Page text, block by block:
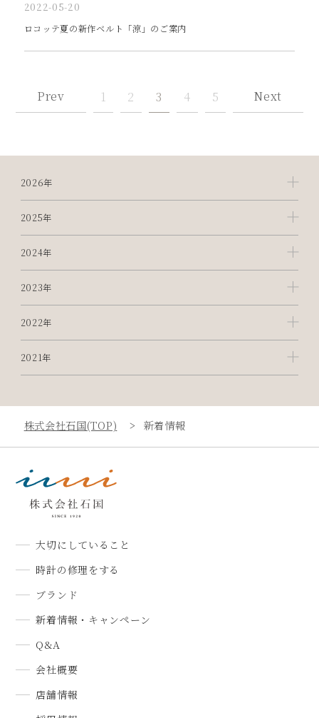
2022-05-20
ロコッテ夏の新作ベルト「涼」のご案内
Prev 1 2 3 4 5 Next
2026年
2025年
2024年
2023年
2022年
2021年
株式会社石国(TOP) 新着情報
大切にしていること
時計の修理をする
ブランド
新着情報・キャンペーン
Q&A
会社概要
店舗情報